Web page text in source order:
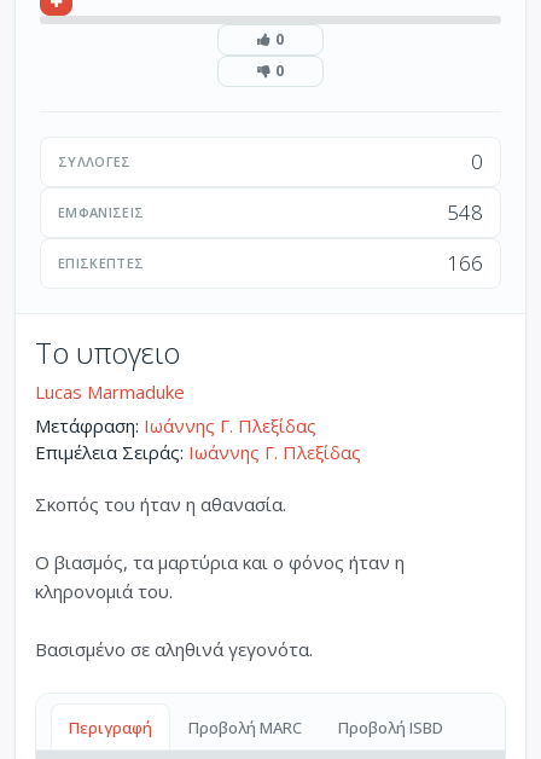
0
0
ΣΥΛΛΟΓΈΣ 0
ΕΜΦΑΝΊΣΕΙΣ 548
ΕΠΙΣΚΈΠΤΕΣ 166
Το υπογειο
Lucas Marmaduke
Μετάφραση: Ιωάννης Γ. Πλεξίδας
Επιμέλεια Σειράς: Ιωάννης Γ. Πλεξίδας
Σκοπός του ήταν η αθανασία.
Ο βιασμός, τα μαρτύρια και ο φόνος ήταν η
κληρονομιά του.
Βασισμένο σε αληθινά γεγονότα.
Περιγραφή Προβολή MARC Προβολή ISBD